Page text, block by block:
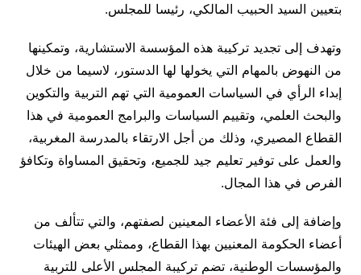
بتعيين السيد الحبيب المالكي، رئيسا للمجلس.
وتهدف إلى تجديد تركيبة هذه المؤسسة الاستشارية، وتمكينها
من النهوض بالمهام التي يخولها لها الدستور، لاسيما من خلال
إبداء الرأي في السياسات العمومية التي تهم التربية والتكوين
والبحث العلمي، وتقييم السياسات والبرامج العمومية في هذا
القطاع المصيري، وذلك من أجل الارتقاء بالمدرسة المغربية،
والعمل على توفير تعليم جيد للجميع، وتحقيق المساواة وتكافؤ
الفرص في هذا المجال.
وإضافة إلى فئة الأعضاء المعينين لصفتهم، والتي تتألف من
أعضاء الحكومة المعنيين بهذا القطاع، وممثلي بعض الهيئات
والمؤسسات الوطنية، تضم تركيبة المجلس الأعلى للتربية